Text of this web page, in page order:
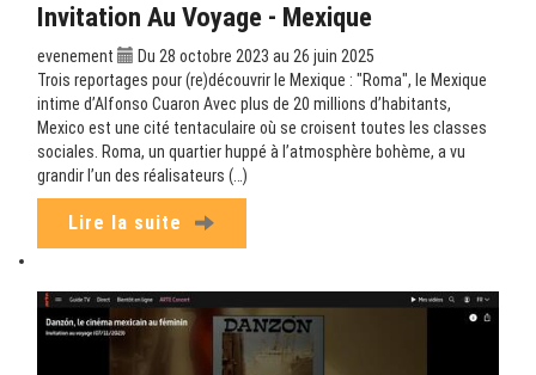
Invitation Au Voyage - Mexique
evenement
Du 28 octobre 2023 au 26 juin 2025
Trois reportages pour (re)découvrir le Mexique : "Roma", le Mexique
intime d’Alfonso Cuaron Avec plus de 20 millions d’habitants,
Mexico est une cité tentaculaire où se croisent toutes les classes
sociales. Roma, un quartier huppé à l’atmosphère bohème, a vu
grandir l’un des réalisateurs (…)
Lire la suite